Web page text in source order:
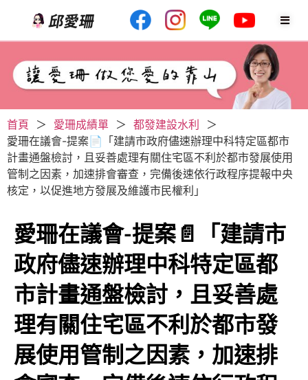
首頁 ＞ 愛珊成績單 ＞ 都發建設水利
＞
愛珊在議會-提案📄「建請市政府儘速辦理中科特定區都市
計畫通盤檢討，且妥善處理有關住宅區不利於都市發展使用
管制之因素，加速排會審查，完備後速依行政程序提報中央
核定，以促進地方發展及維護市民權利」
愛珊在議會-提案📄「建請市
政府儘速辦理中科特定區都
市計畫通盤檢討，且妥善處
理有關住宅區不利於都市發
展使用管制之因素，加速排